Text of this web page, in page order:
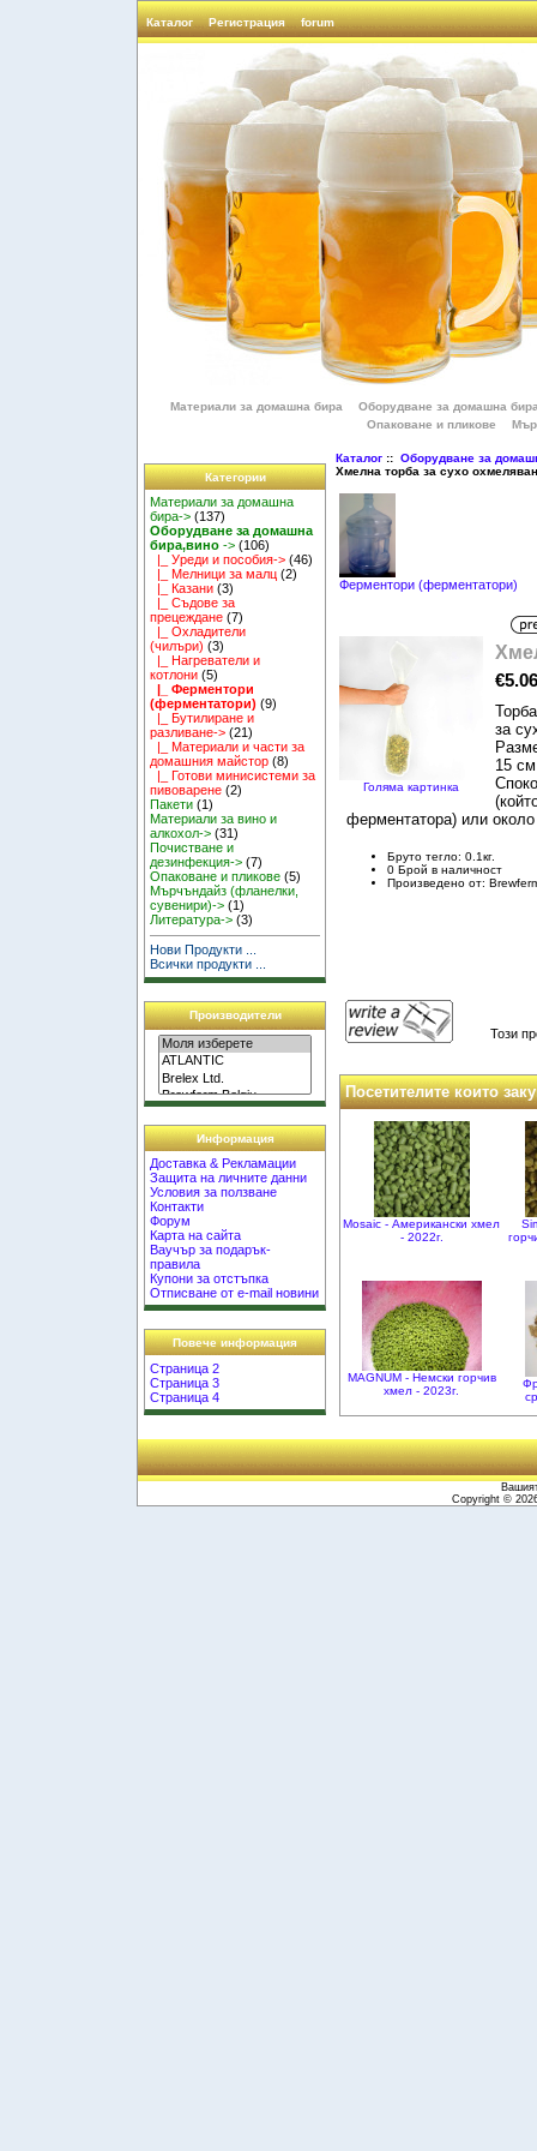
Каталог Регистрация forum
Материали за домашна бира
Оборудване за домашна
Опаковане и пликове
Категории
Материали за домашна
бира-> (137)
Оборудване за домашна
бира,вино-> (106)
|_ Уреди и пособия-> (46)
|_ Мелници за малц (2)
|_ Казани (3)
|_ Съдове за
прецеждане (7)
|_ Охладители
(чилъри) (3)
|_ Нагреватели и
котлони (5)
|_ Ферментори
(ферментатори) (9)
|_ Бутилиране и
разливане-> (21)
|_ Материали и части за
домашния майстор (8)
|_ Готови минисистеми за
пивоварене (2)
Пакети (1)
Материали за вино и
алкохол-> (31)
Почистване и
дезинфекция-> (7)
Опаковане и пликове (5)
Мърчъндайз (фланелки,
сувенири)-> (1)
Литература-> (3)
Нови Продукти ...
Всички продукти ...
Производители
Информация
Доставка & Рекламации
Защита на личните данни
Условия за ползване
Контакти
Форум
Карта на сайта
Ваучър за подарък-
правила
Купони за отстъпка
Отписване от e-mail новини
Повече информация
Страница 2
Страница 3
Страница 4
Каталог:: Оборудване за
Хмелна торба за сухо
Ферментори (ферментатори)
Голяма картинка
€5.06
за
15
ферментатора) или
Бруто тегло: 0.1кг.
0 Брой в наличност
Произведено от:
Този
Посетителите които
Mosaic - Американски хмел
- 2022г.
MAGNUM - Немски горчив
хмел - 2023г.
Copyright ©